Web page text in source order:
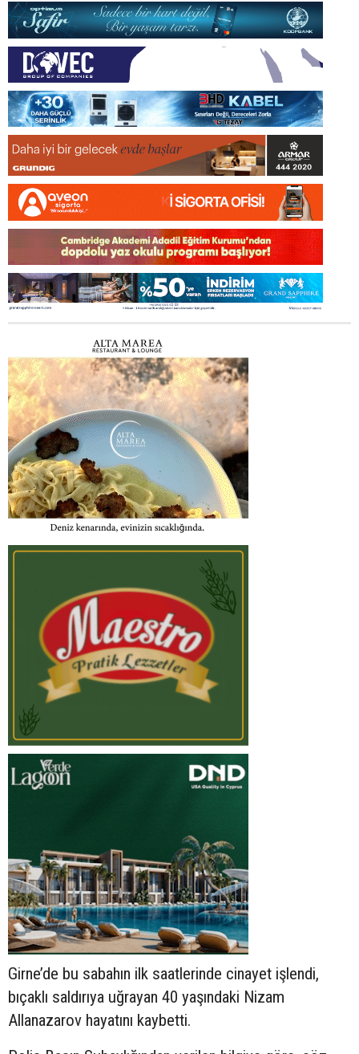
Girne’de bu sabahın ilk saatlerinde cinayet işlendi,
bıçaklı saldırıya uğrayan 40 yaşındaki Nizam
Allanazarov hayatını kaybetti.